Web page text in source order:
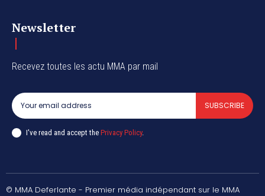
Newsletter
Recevez toutes les actu MMA par mail
SUBSCRIBE
I've read and accept the Privacy Policy.
© MMA Deferlante - Premier média indépendant sur le MMA